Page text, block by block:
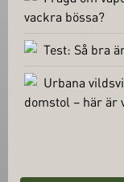
vackra bössa?
Test: Så bra
Urbana
domstol – här är